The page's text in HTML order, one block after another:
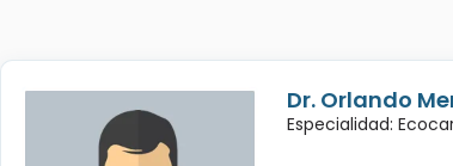
Dr. Orlando
Especialidad: